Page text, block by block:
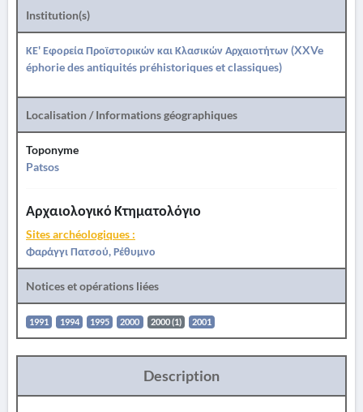
Institution(s)
ΚΕ' Εφορεία Προϊστορικών και Κλασικών Αρχαιοτήτων (XXVe
éphorie des antiquités préhistoriques et classiques)
Localisation / Informations géographiques
Toponyme
Patsos
Αρχαιολογικό Κτηματολόγιο
Sites archéologiques :
Φαράγγι Πατσού, Ρέθυμνο
Notices et opérations liées
1991 1994 1995 2000 2000 (1) 2001
Description